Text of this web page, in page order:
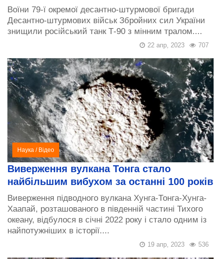
Воїни 79-ї окремої десантно-штурмової бригади
Десантно-штурмових військ Збройних сил України
знищили російський танк Т-90 з мінним тралом....
707
22 апр, 2023
Наука / Відео
Виверження вулкана Тонга стало
найбільшим вибухом за останні 100 років
Виверження підводного вулкана Хунга-Тонга-Хунга-
Хаапай, розташованого в південній частині Тихого
океану, відбулося в січні 2022 року і стало одним із
найпотужніших в історії....
536
19 апр, 2023